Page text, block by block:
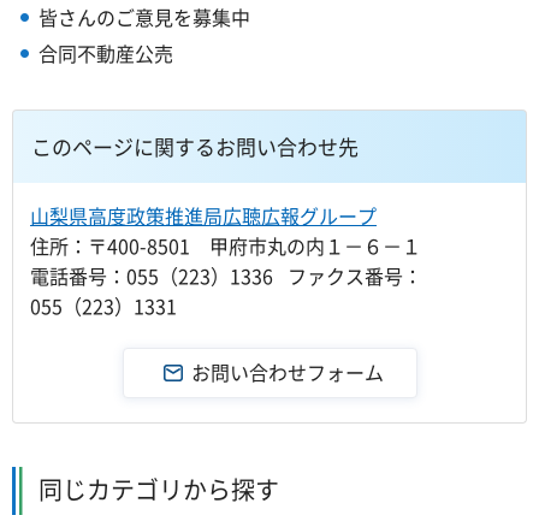
皆さんのご意見を募集中
合同不動産公売
このページに関するお問い合わせ先
山梨県高度政策推進局広聴広報グループ
住所：〒400-8501 甲府市丸の内１－６－１
電話番号：055（223）1336 ファクス番号：
055（223）1331
同じカテゴリから探す